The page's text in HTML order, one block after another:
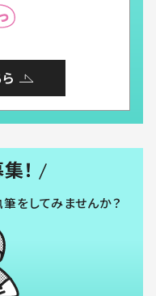
！
をしてみませんか？